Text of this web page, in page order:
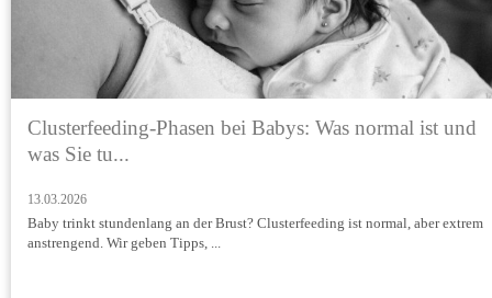
Clusterfeeding-Phasen bei Babys: Was normal ist und
was Sie tu...
13.03.2026
Baby trinkt stundenlang an der Brust? Clusterfeeding ist normal, aber extrem
anstrengend. Wir geben Tipps, ...